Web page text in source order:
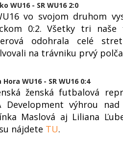
WU16 - SR WU16 2:0
vo svojom druhom
0:2. Všetky tri
odohrala celé
na trávniku prvý
Hora WU16 - SR WU16 0:4
ženská futbalová
Development výhrou
Maslová aj Liliana
nájdete TU.